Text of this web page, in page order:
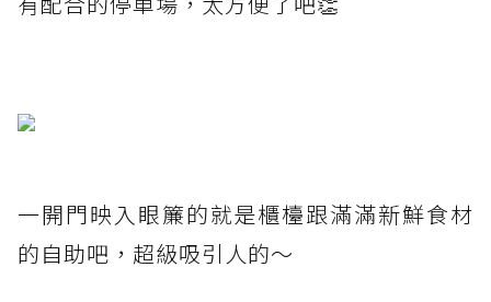
一開門映入眼簾的就是櫃檯跟滿滿新鮮食材
的自助吧，超級吸引人的～